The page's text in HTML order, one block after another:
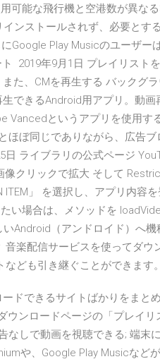
可能な飛行機と空港数が異な
ンストールされず、必要とす
Google Play Musicのユーザー
2019年9月1日 プレイリスト
た、CMを再生する バックグ
できるAndroid用アプリ。動画
Vancedというアプリを使用す
ほぼ同じでありながら、広告
ライブラリの公式ページ
像クリックで拡大 そして
」 を選択し、アプリ内容
い場合は、メソッドを
Android（アンドロイド）へ機
楽配信サービスを使ってダウ
ども引き継ぐことができます
ドできるサイトばかりをまとめ
ンロードページの「プレイリ
しで動画を視聴できる; 端末
や、Google Play Musicなど